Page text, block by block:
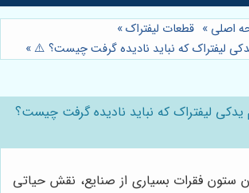
اصلی » قطعات لیفتراک»
یدکی لیفتراک که نباید نادیده گرفت چیست؟ ⚠️»
یدکی لیفتراک که نباید نادیده گرفت چیست؟
ستون فقرات بسیاری از صنایع، نقش حیاتی